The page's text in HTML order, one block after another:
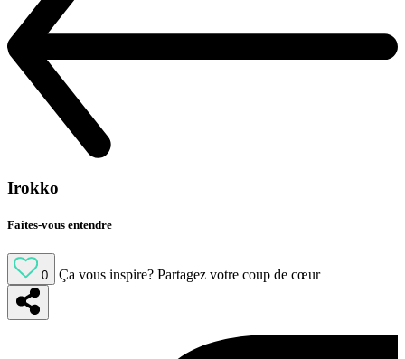
Irokko
Faites-vous entendre
0 Ça vous inspire? Partagez votre coup de cœur